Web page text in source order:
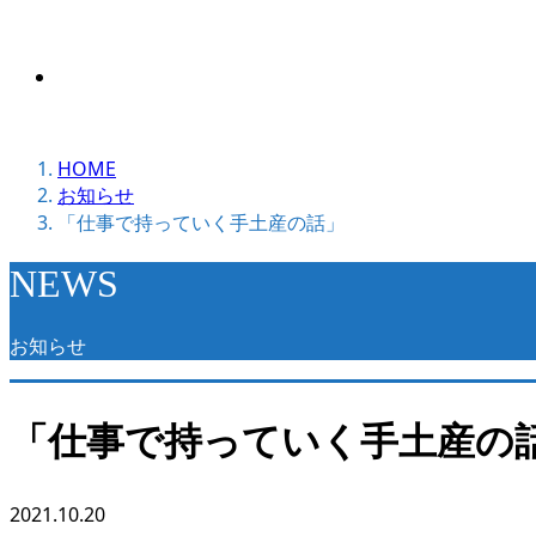
HOME
お知らせ
「仕事で持っていく手土産の話」
NEWS
お知らせ
「仕事で持っていく手土産の
2021.10.20